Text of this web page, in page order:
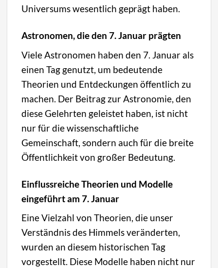
Universums wesentlich geprägt haben.
Astronomen, die den 7. Januar prägten
Viele Astronomen haben den 7. Januar als
einen Tag genutzt, um bedeutende
Theorien und Entdeckungen öffentlich zu
machen. Der Beitrag zur Astronomie, den
diese Gelehrten geleistet haben, ist nicht
nur für die wissenschaftliche
Gemeinschaft, sondern auch für die breite
Öffentlichkeit von großer Bedeutung.
Einflussreiche Theorien und Modelle
eingeführt am 7. Januar
Eine Vielzahl von Theorien, die unser
Verständnis des Himmels veränderten,
wurden an diesem historischen Tag
vorgestellt. Diese Modelle haben nicht nur